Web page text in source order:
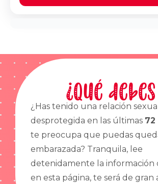
¿Qué
¿Has tenido una relación sexual
desprotegida en las últimas 72
te preocupa que puedas
embarazada? Tranquila, lee
detenidamente la información
en esta página, te será de gran